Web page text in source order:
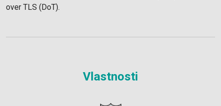
over TLS (DoT).
Vlastnosti